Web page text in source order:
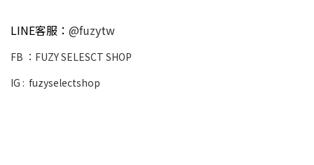
LINE客服： @fuzytw
FB ： FUZY SELESCT SHOP
IG : fuzyselectshop